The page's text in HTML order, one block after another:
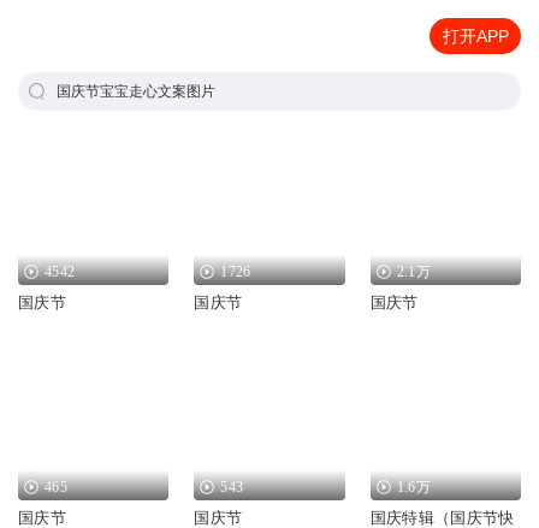
打开APP
国庆节宝宝走心文案图片
4542
国庆节
1726
国庆节
2.1万
国庆节
465
国庆节
543
国庆节
1.6万
国庆特辑（国庆节快